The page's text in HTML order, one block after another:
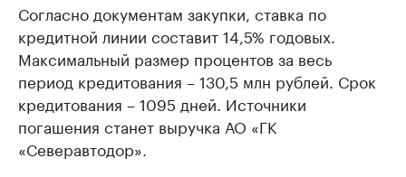
Согласно документам закупки, ставка по
кредитной линии составит 14,5% годовых.
Максимальный размер процентов за весь
период кредитования – 130,5 млн рублей. Срок
кредитования – 1095 дней. Источники
погашения станет выручка АО «ГК
«Северавтодор».